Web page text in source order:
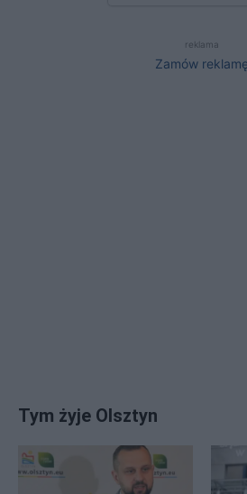
reklama
Zamów reklamę
Tym żyje Olsztyn